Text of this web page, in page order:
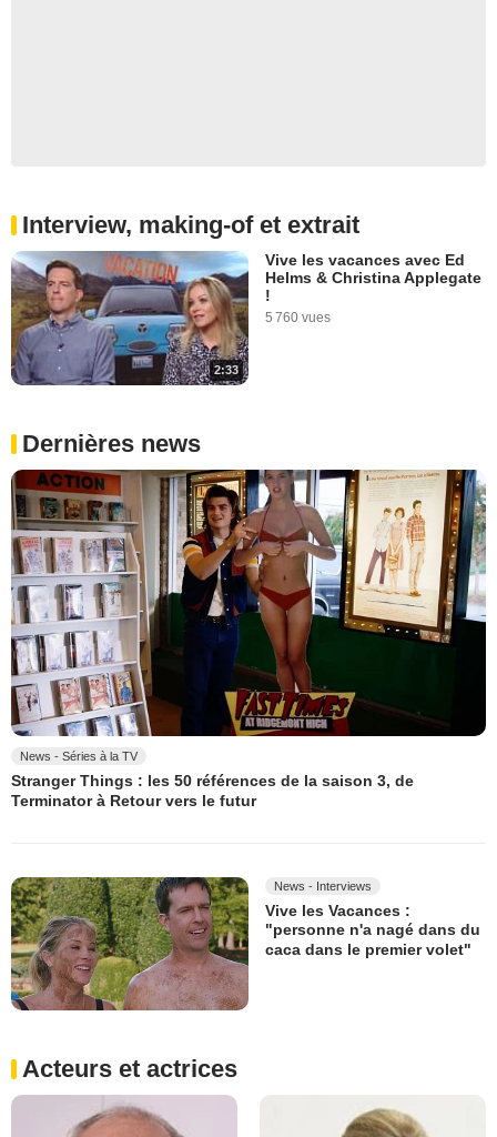
Interview, making-of et extrait
2:33
Vive les vacances avec Ed
Helms & Christina Applegate
!
5 760 vues
Dernières news
News - Séries à la TV
Stranger Things : les 50 références de la saison 3, de
Terminator à Retour vers le futur
News - Interviews
Vive les Vacances :
"personne n'a nagé dans du
caca dans le premier volet"
Acteurs et actrices